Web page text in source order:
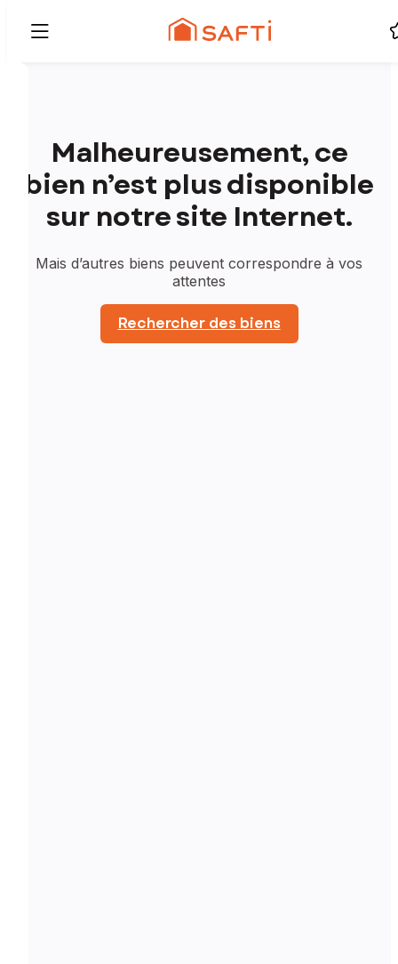
Malheureusement, ce
bien n’est plus disponible
sur notre site Internet.
Mais d’autres biens peuvent correspondre à vos
attentes
Rechercher des biens